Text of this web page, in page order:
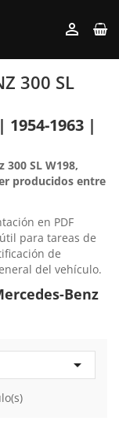

300 SL
1954-1963 |
SL W198,
producidos entre
en PDF
para tareas de
de
del vehículo.
Benz
